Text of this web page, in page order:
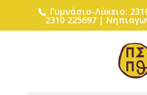
Γυμνάσιο-Λύκειο:
2310 225697 |